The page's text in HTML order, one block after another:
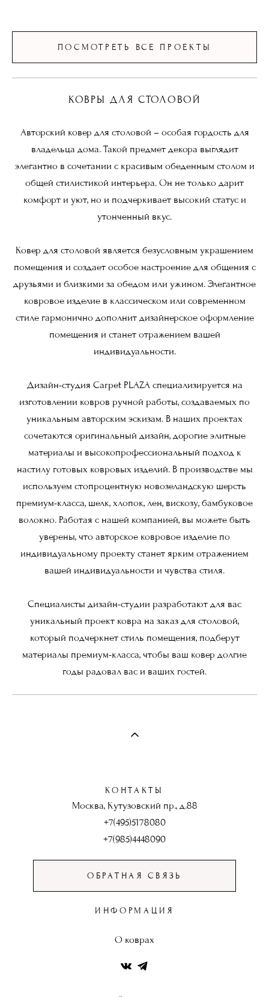
ПОСМОТРЕТЬ ВСЕ ПРОЕКТЫ
КОВРЫ ДЛЯ СТОЛОВОЙ
Авторский ковер для столовой – особая гордость для
владельца дома. Такой предмет декора выглядит
элегантно в сочетании с красивым обеденным столом и
общей стилистикой интерьера. Он не только дарит
комфорт и уют, но и подчеркивает высокий статус и
утонченный вкус.
Ковер для столовой является безусловным украшением
помещения и создает особое настроение для общения с
друзьями и близкими за обедом или ужином. Элегантное
ковровое изделие в классическом или современном
стиле гармонично дополнит дизайнерское оформление
помещения и станет отражением вашей
индивидуальности.
Дизайн-студия Carpet PLAZA специализируется на
изготовлении ковров ручной работы, создаваемых по
уникальным авторским эскизам. В наших проектах
сочетаются оригинальный дизайн, дорогие элитные
материалы и высокопрофессиональный подход к
настилу готовых ковровых изделий. В производстве мы
используем стопроцентную новозеландскую шерсть
премиум-класса, шелк, хлопок, лен, вискозу, бамбуковое
волокно. Работая с нашей компанией, вы можете быть
уверены, что авторское ковровое изделие по
индивидуальному проекту станет ярким отражением
вашей индивидуальности и чувства стиля.
Специалисты дизайн-студии разработают для вас
уникальный проект ковра на заказ для столовой,
который подчеркнет стиль помещения, подберут
материалы премиум-класса, чтобы ваш ковер долгие
годы радовал вас и ваших гостей.
КОНТАКТЫ
Москва, Кутузовский пр., д.88
+7(495)5178080
+7(985)4448090
ОБРАТНАЯ СВЯЗЬ
ИНФОРМАЦИЯ
О коврах